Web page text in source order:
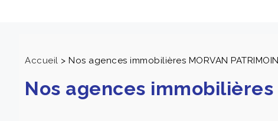
Accueil > Nos agences immobilières MORVAN
Nos agences immobilières